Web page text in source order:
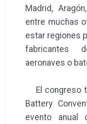
Madrid,
entre muchas
estar regiones
fabricantes
aeronaves o
El congreso
Battery
evento anual